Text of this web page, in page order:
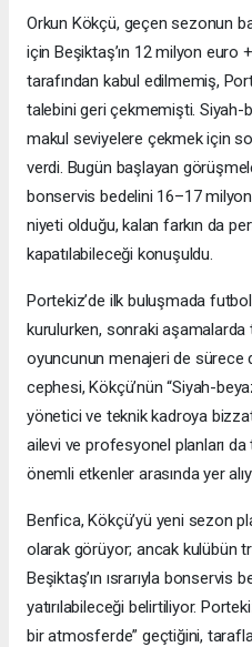
Orkun Kökçü, geçen sezonun
için Beşiktaş’ın 12 milyon
tarafından kabul edilmemiş,
talebini geri çekmemişti. Siyah-
makul seviyelere çekmek için
verdi. Bugün başlayan
bonservis bedelini 16–17
niyeti olduğu, kalan farkın da
kapatılabileceği konuşuldu.
Portekiz’de ilk buluşmada
kurulurken, sonraki aşamalarda
oyuncunun menajeri de sürece
cephesi, Kökçü’nün “Siyah-
yönetici ve teknik kadroya
ailevi ve profesyonel planları
önemli etkenler arasında yer
Benfica, Kökçü’yü yeni sezon
olarak görüyor; ancak kulübün
Beşiktaş’ın ısrarıyla bonservis
yatırılabileceği belirtiliyor.
bir atmosferde” geçtiğini,